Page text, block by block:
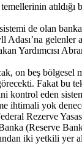
atıldığı
de olan
gelenler
Yardımcısı
on beş bölgesel
Fakat bu
kontrol eden
ihtimali yok
Rezerve
(Reserve
iki yetkili yer